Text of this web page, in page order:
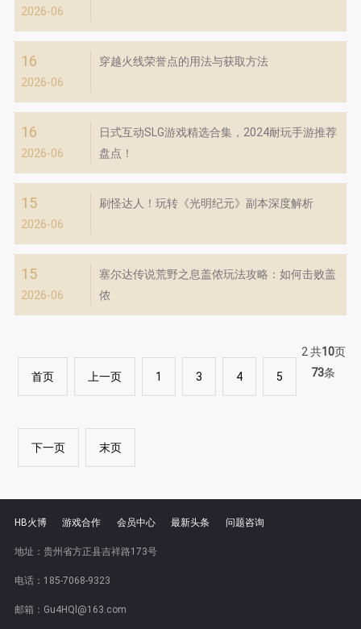
2026-06
16
2026-06
穿越火线荣誉点的用法与获取方法
16
2026-06
日式互动SLG游戏精选合集，2024耐玩手游推荐
盘点！
15
2026-06
刷怪达人！玩转《光明纪元》副本深度解析
15
2026-06
塞尔达传说荒野之息盖侬玩法攻略：如何击败盖
侬
首页 上一页 1
2
3
4 5
下一页 末页
共10页
73条
HB火博 游戏合作 会员中心 最新头条 问题咨询
地址：贵州省方正县吉祥路173号
电话：185-7068-9323
邮箱：Gu4HQl@163.com